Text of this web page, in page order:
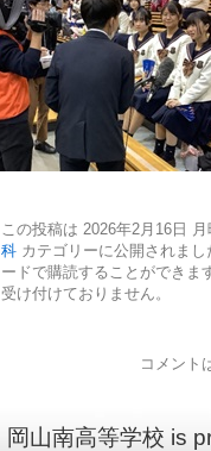
この投稿は 2026年2月16日
科 カテゴリーに公開されま
ードで購読することができま
受け付けておりません。
コメント
岡山南高等学校 is